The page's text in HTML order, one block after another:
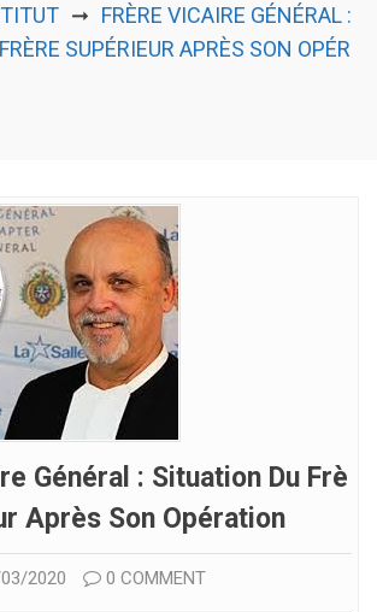
➞ FRÈRE VICAIRE GÉNÉRAL :
SUPÉRIEUR APRÈS SON OPÉR
Général : Situation Du Frè
Après Son Opération
2020 0 COMMENT